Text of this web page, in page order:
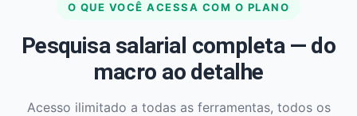
O QUE VOCÊ ACESSA COM O PLANO
Pesquisa salarial completa — do
macro ao detalhe
Acesso ilimitado a todas as ferramentas, todos os